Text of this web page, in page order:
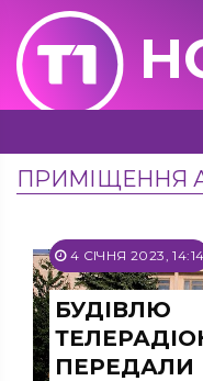
ПРИМІЩЕННЯ
4 СІЧНЯ 2023, 14:14
БУДІВЛЮ
ПЕРЕДАЛИ